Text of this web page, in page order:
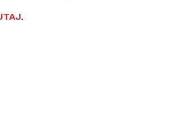
.